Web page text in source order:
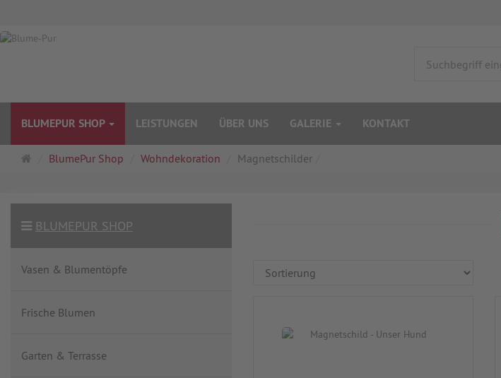
BLUMEPUR SHOP LEISTUNGEN ÜBER UNS GALERIE KONTAKT
Startseite
BlumePur Shop Wohndekoration Magnetschilder
BLUMEPUR SHOP
Vasen & Blumentöpfe
Frische Blumen
Garten & Terrasse